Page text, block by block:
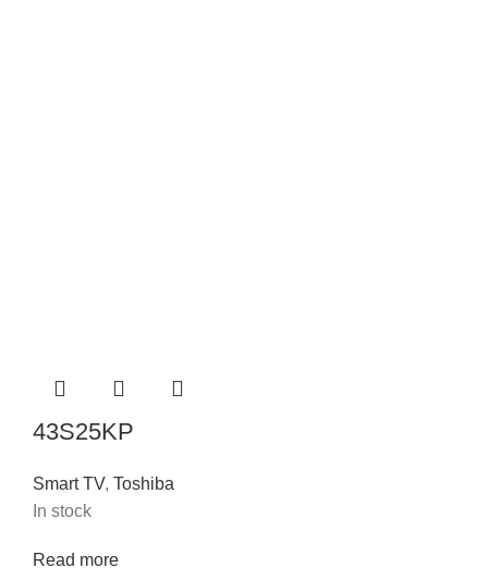
43S25KP
Smart TV, Toshiba
In stock
Read more